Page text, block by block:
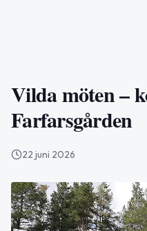
Vilda möten –
Farfarsgården
22 juni 2026